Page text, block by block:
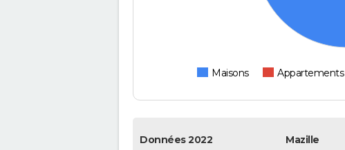
Maisons Appartements
Données 2022 Mazille